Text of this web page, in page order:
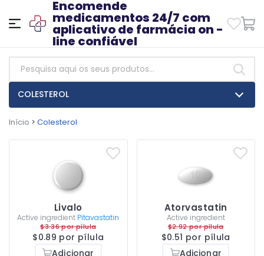
Encomende
medicamentos 24/7 com
aplicativo de farmácia on -
line confiável
COLESTEROL
Início > Colesterol
Livalo
Active ingredient Pitavastatin
$3.36 por pílula
$0.89 por pílula
Adicionar
Atorvastatin
Active ingredient
$2.92 por pílula
$0.51 por pílula
Adicionar